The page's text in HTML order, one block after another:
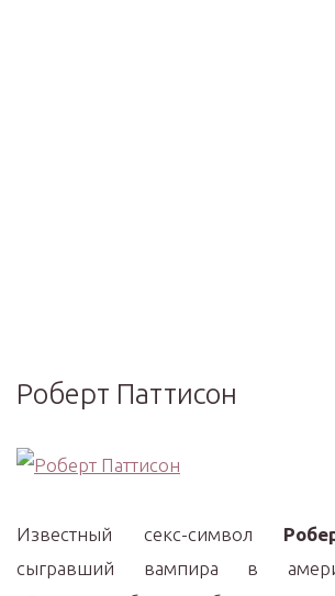
Роберт Паттисон
Известный секс-символ
сыгравший вампира в